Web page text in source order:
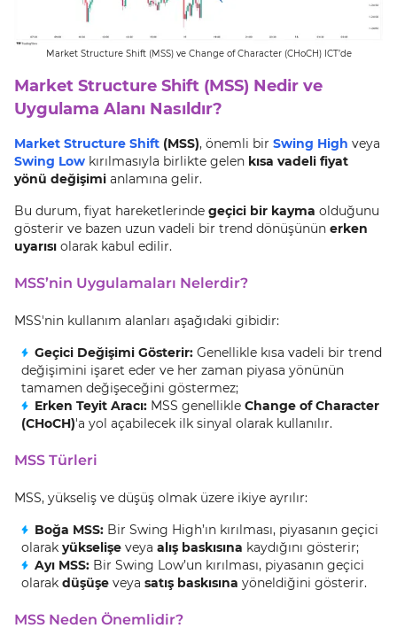
Market Structure Shift (MSS) ve Change of Character (CHoCH) ICT’de
Market Structure Shift (MSS) Nedir ve
Uygulama Alanı Nasıldır?
Market Structure Shift (MSS), önemli bir Swing High veya
Swing Low kırılmasıyla birlikte gelen kısa vadeli fiyat
yönü değişimi anlamına gelir.
Bu durum, fiyat hareketlerinde geçici bir kayma olduğunu
gösterir ve bazen uzun vadeli bir trend dönüşünün erken
uyarısı olarak kabul edilir.
MSS’nin Uygulamaları Nelerdir?
MSS'nin kullanım alanları aşağıdaki gibidir:
Geçici Değişimi Gösterir: Genellikle kısa vadeli bir trend
değişimini işaret eder ve her zaman piyasa yönünün
tamamen değişeceğini göstermez;
Erken Teyit Aracı: MSS genellikle Change of Character
(CHoCH)'a yol açabilecek ilk sinyal olarak kullanılır.
MSS Türleri
MSS, yükseliş ve düşüş olmak üzere ikiye ayrılır:
Boğa MSS: Bir Swing High’ın kırılması, piyasanın geçici
olarak yükselişe veya alış baskısına kaydığını gösterir;
Ayı MSS: Bir Swing Low’un kırılması, piyasanın geçici
olarak düşüşe veya satış baskısına yöneldiğini gösterir.
MSS Neden Önemlidir?